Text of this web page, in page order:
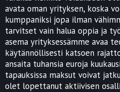
avata oman yrityksen, koska
kumppaniksi jopa ilman
tarvitset vain halua oppia ja
asema yrityksessämme avaa
käytännöllisesti katsoen
ansaita tuhansia euroja
tapauksissa maksut voivat
olet lopettanut aktiivisen